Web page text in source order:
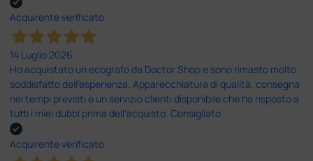
Acquirente verificato
14 Luglio 2026
Ho acquistato un ecografo da Doctor Shop e sono rimasto molto
soddisfatto dell'esperienza. Apparecchiatura di qualità, consegna
nei tempi previsti e un servizio clienti disponibile che ha risposto a
tutti i miei dubbi prima dell'acquisto. Consigliato
Acquirente verificato